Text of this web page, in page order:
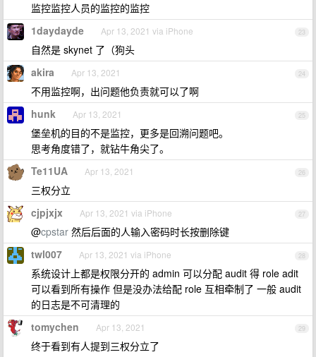
监控监控人员的监控的监控
23
1daydayde Apr 13, 2021 via iPhone
自然是 skynet 了（狗头
24
akira Apr 13, 2021
不用监控啊，出问题他负责就可以了啊
25
hunk Apr 13, 2021
堡垒机的目的不是监控，更多是回溯问题吧。
思考角度错了，就钻牛角尖了。
26
Te11UA Apr 13, 2021
三权分立
27
cjpjxjx Apr 13, 2021 via iPhone
@cpstar 然后后面的人输入密码时长按删除键
28
twl007 Apr 13, 2021 via iPhone
系统设计上都是权限分开的 admin 可以分配 audit 得 role adit
可以看到所有操作 但是没办法给配 role 互相牵制了 一般 audit
的日志是不可清理的
29
tomychen Apr 13, 2021
终于看到有人提到三权分立了